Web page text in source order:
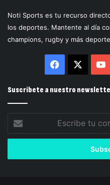
Noti Sports es tu recurso
los deportes. Mantente al día
champions, rugby y más
Facebook
Suscríbete a nuestro
tu
correo